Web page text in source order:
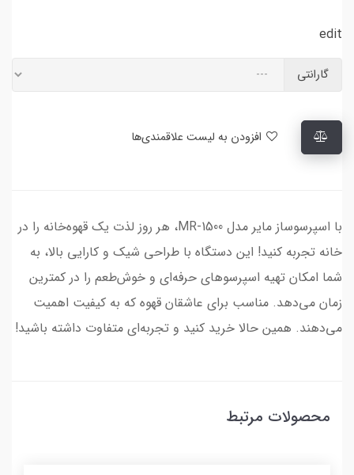
edit
گارانتی
با اسپرسوساز مایر مدل MR-1500، هر روز لذت یک قهوه‌خانه را در
خانه تجربه کنید! این دستگاه با طراحی شیک و کارایی بالا، به
شما امکان تهیه اسپرسوهای حرفه‌ای و خوش‌طعم را در کمترین
زمان می‌دهد. مناسب برای عاشقان قهوه‌ که به کیفیت اهمیت
می‌دهند. همین حالا خرید کنید و تجربه‌ای متفاوت داشته باشید!
محصولات مرتبط